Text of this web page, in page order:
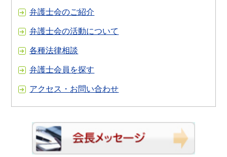
弁護士会のご紹介
弁護士会の活動について
各種法律相談
弁護士会員を探す
アクセス・お問い合わせ